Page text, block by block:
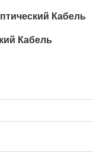
Кабель
Кабель